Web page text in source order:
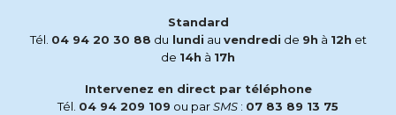
Standard
Tél. 04 94 20 30 88 du lundi au vendredi de 9h à 12h et
de 14h à 17h
Intervenez en direct par téléphone
Tél. 04 94 209 109 ou parSMS : 07 83 89 13 75